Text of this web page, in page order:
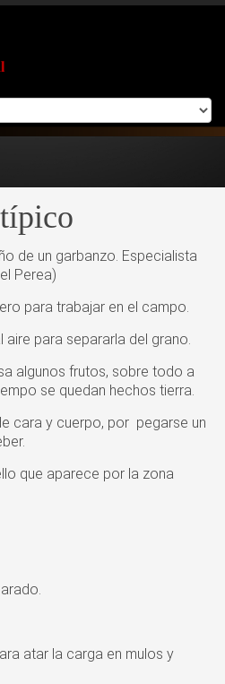
de un garbanzo. Especialista
Perea)
para trabajar en el campo.
aire para separarla del grano.
algunos frutos, sobre todo a
se quedan hechos tierra.
cara y cuerpo, por pegarse un
que aparece por la zona
atar la carga en mulos y